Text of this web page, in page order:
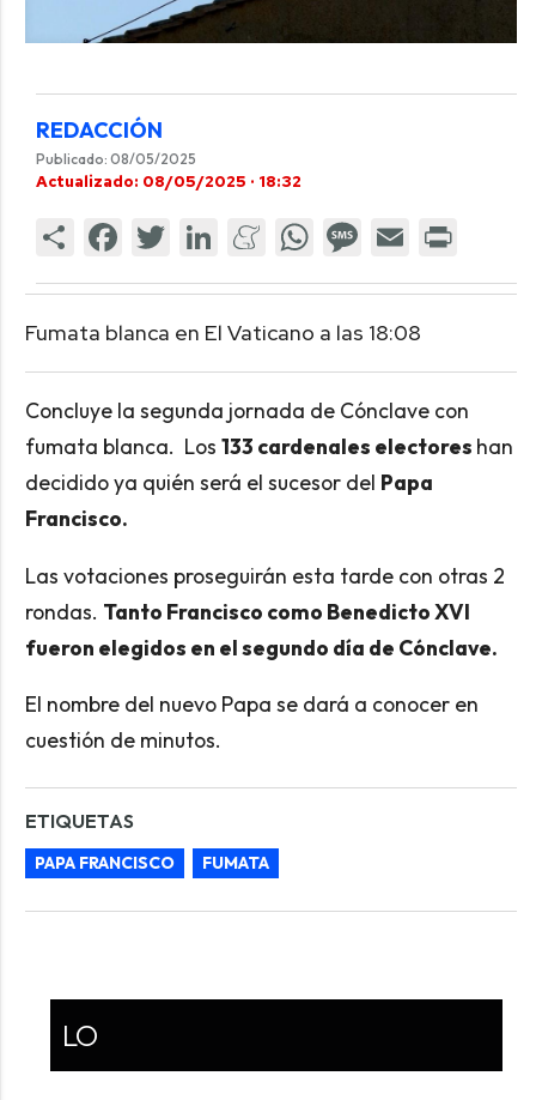
REDACCIÓN
Publicado: 08/05/2025
Actualizado: 08/05/2025 · 18:32
Fumata blanca en El Vaticano a las 18:08
Concluye la segunda jornada de Cónclave con
fumata blanca. Los 133 cardenales electores han
decidido ya quién será el sucesor del Papa
Francisco.
Las votaciones proseguirán esta tarde con otras 2
rondas. Tanto Francisco como Benedicto XVI
fueron elegidos en el segundo día de Cónclave.
El nombre del nuevo Papa se dará a conocer en
cuestión de minutos.
ETIQUETAS
PAPA FRANCISCO FUMATA
LO